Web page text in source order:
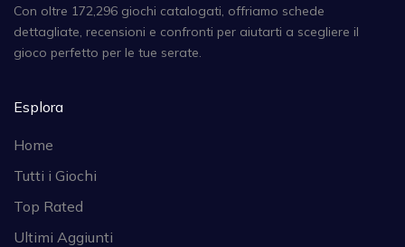
Con oltre 172,296 giochi catalogati, offriamo schede
dettagliate, recensioni e confronti per aiutarti a scegliere il
gioco perfetto per le tue serate.
Esplora
Home
Tutti i Giochi
Top Rated
Ultimi Aggiunti